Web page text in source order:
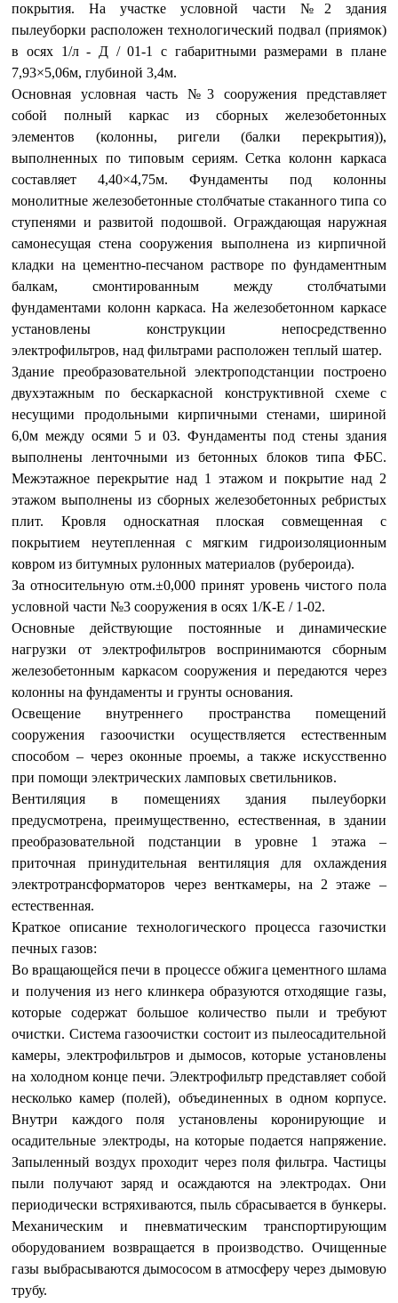
покрытия. На участке условной части №2 здания
пылеуборки расположен технологический подвал (приямок)
в осях 1/л - Д / 01-1 с габаритными размерами в плане
7,93×5,06м, глубиной 3,4м.
Основная условная часть №3 сооружения представляет
собой полный каркас из сборных железобетонных
элементов (колонны, ригели (балки перекрытия)),
выполненных по типовым сериям. Сетка колонн каркаса
составляет 4,40×4,75м. Фундаменты под колонны
монолитные железобетонные столбчатые стаканного типа со
ступенями и развитой подошвой. Ограждающая наружная
самонесущая стена сооружения выполнена из кирпичной
кладки на цементно-песчаном растворе по фундаментным
балкам, смонтированным между столбчатыми
фундаментами колонн каркаса. На железобетонном каркасе
установлены конструкции непосредственно
электрофильтров, над фильтрами расположен теплый шатер.
Здание преобразовательной электроподстанции построено
двухэтажным по бескаркасной конструктивной схеме с
несущими продольными кирпичными стенами, шириной
6,0м между осями 5 и 03. Фундаменты под стены здания
выполнены ленточными из бетонных блоков типа ФБС.
Межэтажное перекрытие над 1 этажом и покрытие над 2
этажом выполнены из сборных железобетонных ребристых
плит. Кровля односкатная плоская совмещенная с
покрытием неутепленная с мягким гидроизоляционным
ковром из битумных рулонных материалов (рубероида).
За относительную отм.±0,000 принят уровень чистого пола
условной части №3 сооружения в осях 1/К-Е / 1-02.
Основные действующие постоянные и динамические
нагрузки от электрофильтров воспринимаются сборным
железобетонным каркасом сооружения и передаются через
колонны на фундаменты и грунты основания.
Освещение внутреннего пространства помещений
сооружения газоочистки осуществляется естественным
способом – через оконные проемы, а также искусственно
при помощи электрических ламповых светильников.
Вентиляция в помещениях здания пылеуборки
предусмотрена, преимущественно, естественная, в здании
преобразовательной подстанции в уровне 1 этажа –
приточная принудительная вентиляция для охлаждения
электротрансформаторов через венткамеры, на 2 этаже –
естественная.
Краткое описание технологического процесса газочистки
печных газов:
Во вращающейся печи в процессе обжига цементного шлама
и получения из него клинкера образуются отходящие газы,
которые содержат большое количество пыли и требуют
очистки. Система газоочистки состоит из пылеосадительной
камеры, электрофильтров и дымосов, которые установлены
на холодном конце печи. Электрофильтр представляет собой
несколько камер (полей), объединенных в одном корпусе.
Внутри каждого поля установлены коронирующие и
осадительные электроды, на которые подается напряжение.
Запыленный воздух проходит через поля фильтра. Частицы
пыли получают заряд и осаждаются на электродах. Они
периодически встряхиваются, пыль сбрасывается в бункеры.
Механическим и пневматическим транспортирующим
оборудованием возвращается в производство. Очищенные
газы выбрасываются дымососом в атмосферу через дымовую
трубу.